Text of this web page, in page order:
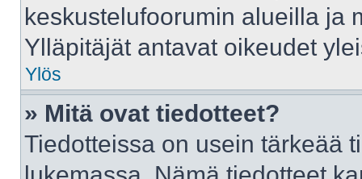
keskustelufoorumin alueilla ja
Ylläpitäjät antavat oikeudet
Ylös
» Mitä ovat tiedotteet?
Tiedotteissa on usein tärkeää